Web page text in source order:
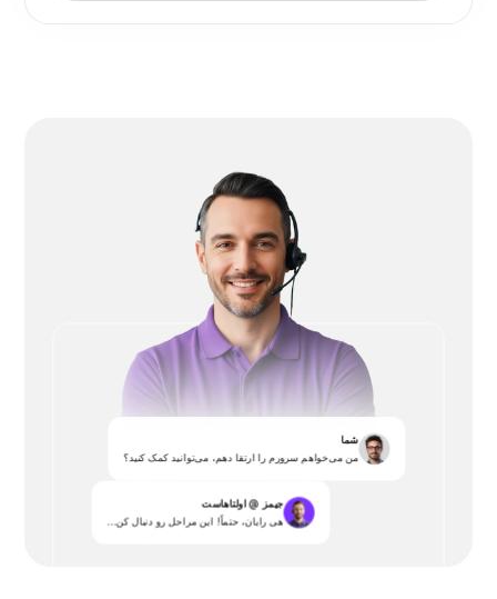
شما
من می‌خواهم سرورم را ارتقا دهم، می‌توانید کمک کنید؟
جیمز @ اولتاهاست
هی رایان، حتماً! این مراحل رو دنبال کن...